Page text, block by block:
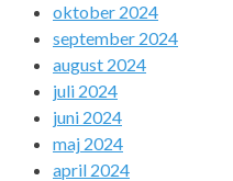
oktober 2024
september 2024
august 2024
juli 2024
juni 2024
maj 2024
april 2024